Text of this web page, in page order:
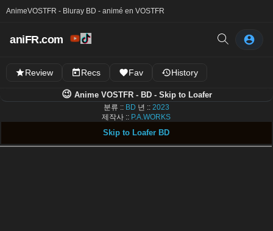
AnimeVOSTFR - Bluray BD - animé en VOSTFR
aniFR.com
Review Recs Fav History
😉 Anime VOSTFR - BD - Skip to Loafer
분류 :: BD 년 :: 2023
제작사 :: P.A.WORKS
Skip to Loafer BD